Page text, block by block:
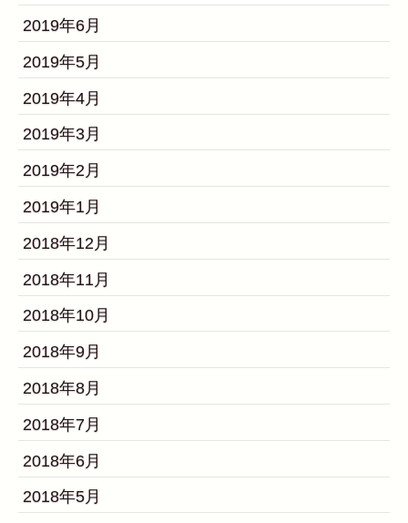
2019年6月
2019年5月
2019年4月
2019年3月
2019年2月
2019年1月
2018年12月
2018年11月
2018年10月
2018年9月
2018年8月
2018年7月
2018年6月
2018年5月